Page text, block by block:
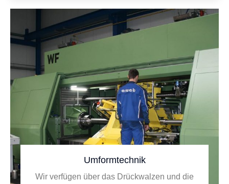
Umformtechnik
Wir verfügen über das Drückwalzen und die